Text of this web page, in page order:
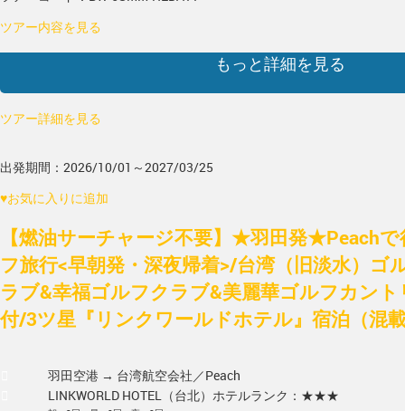
ツアー内容を見る
もっと詳細を見る
ツアー詳細を見る
出発期間：2026/10/01～2027/03/25
♥お気に入りに追加
【燃油サーチャージ不要】★羽田発★Peach
フ旅行<早朝発・深夜帰着>/台湾（旧淡水）ゴ
ラブ&幸福ゴルフクラブ&美麗華ゴルフカン
付/3ツ星『リンクワールドホテル』宿泊（混
羽田空港 → 台湾航空会社／Peach
LINKWORLD HOTEL（台北） ホテルランク：★★★